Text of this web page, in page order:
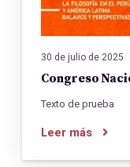
30 de julio de 2025
Congreso
Texto de prueba
Leer más